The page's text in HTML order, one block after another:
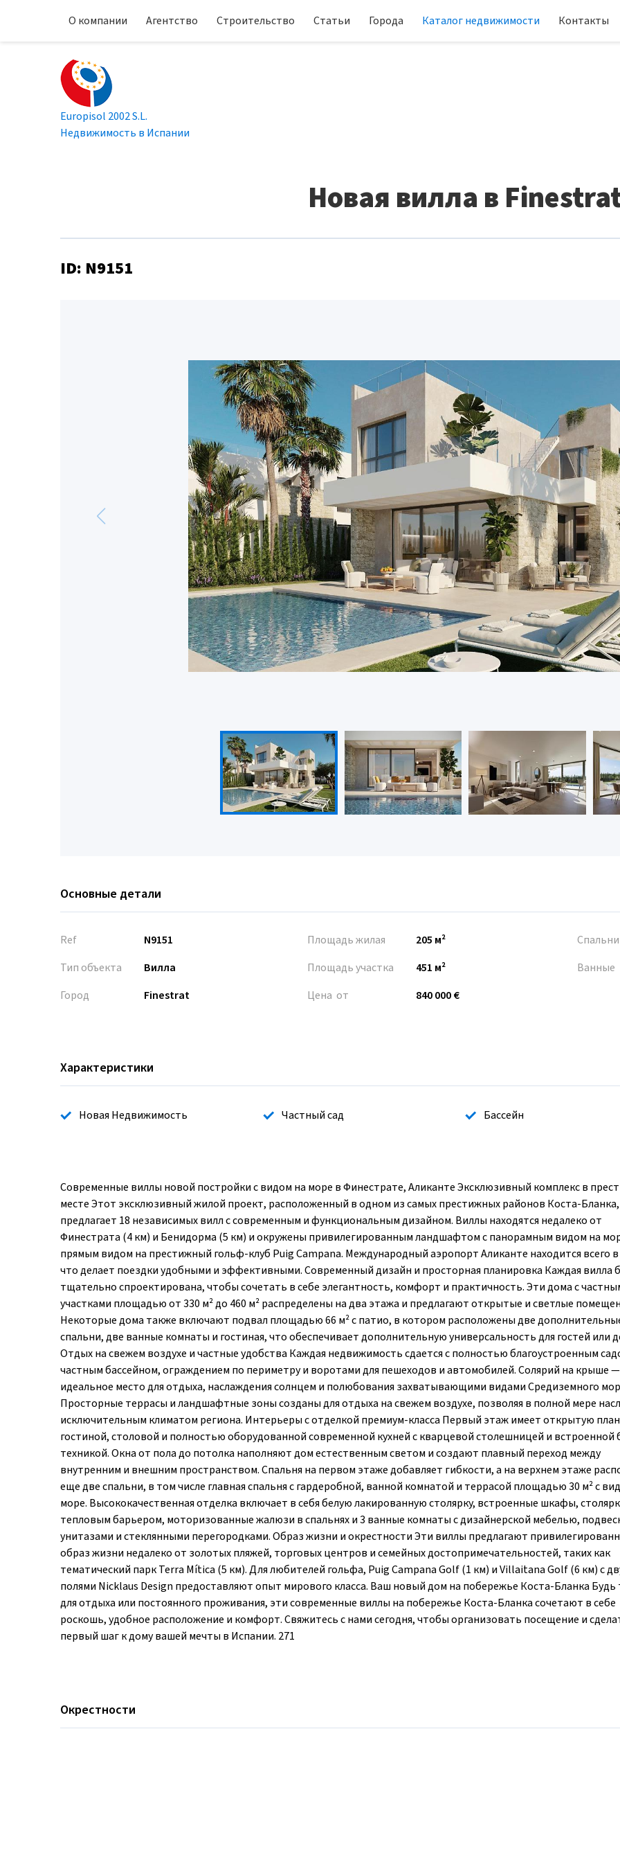
О компании Агентство Строительство Статьи Города Каталог недвижимости Контакты
Europisol 2002 S.L.
Недвижимость в Испании
Новая вилла в
ID: N9151
Основные детали
Ref
N9151
Тип объекта
Вилла
Город
Finestrat
Площадь жилая
205 м²
Площадь участка
451 м²
Цена от
840 000 €
Спальни
Ванные
Характеристики
Новая Недвижимость Частный сад Бассейн
Современные виллы новой постройки с видом на море в Финестрате, Аликанте Эксклюзивный комплекс в
месте Этот эксклюзивный жилой проект, расположенный в одном из самых престижных районов Коста-Бланка,
предлагает 18 независимых вилл с современным и функциональным дизайном. Виллы находятся недалеко от
Финестрата (4 км) и Бенидорма (5 км) и окружены привилегированным ландшафтом с панорамным видом на
прямым видом на престижный гольф-клуб Puig Campana. Международный аэропорт Аликанте находится всего в
что делает поездки удобными и эффективными. Современный дизайн и просторная планировка Каждая вилла
тщательно спроектирована, чтобы сочетать в себе элегантность, комфорт и практичность. Эти дома с
участками площадью от 330 м² до 460 м² распределены на два этажа и предлагают открытые и светлые
Некоторые дома также включают подвал площадью 66 м² с патио, в котором расположены две
спальни, две ванные комнаты и гостиная, что обеспечивает дополнительную универсальность для гостей или
Отдых на свежем воздухе и частные удобства Каждая недвижимость сдается с полностью благоустроенным
частным бассейном, ограждением по периметру и воротами для пешеходов и автомобилей. Солярий на крыше —
идеальное место для отдыха, наслаждения солнцем и полюбования захватывающими видами Средиземного
Просторные террасы и ландшафтные зоны созданы для отдыха на свежем воздухе, позволяя в полной мере
исключительным климатом региона. Интерьеры с отделкой премиум-класса Первый этаж имеет открытую
гостиной, столовой и полностью оборудованной современной кухней с кварцевой столешницей и
техникой. Окна от пола до потолка наполняют дом естественным светом и создают плавный переход между
внутренним и внешним пространством. Спальня на первом этаже добавляет гибкости, а на верхнем этаже
еще две спальни, в том числе главная спальня с гардеробной, ванной комнатой и террасой площадью 30 м² с
море. Высококачественная отделка включает в себя белую лакированную столярку, встроенные шкафы,
тепловым барьером, моторизованные жалюзи в спальнях и 3 ванные комнаты с дизайнерской мебелью,
унитазами и стеклянными перегородками. Образ жизни и окрестности Эти виллы предлагают
образ жизни недалеко от золотых пляжей, торговых центров и семейных достопримечательностей, таких как
тематический парк Terra Mítica (5 км). Для любителей гольфа, Puig Campana Golf (1 км) и Villaitana Golf (6 км) с
полями Nicklaus Design предоставляют опыт мирового класса. Ваш новый дом на побережье Коста-Бланка Будь
для отдыха или постоянного проживания, эти современные виллы на побережье Коста-Бланка сочетают в себе
роскошь, удобное расположение и комфорт. Свяжитесь с нами сегодня, чтобы организовать посещение и
первый шаг к дому вашей мечты в Испании. 271
Окрестности